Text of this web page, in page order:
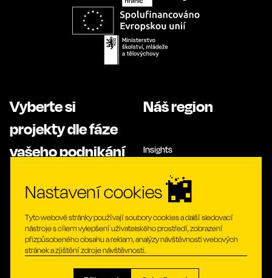
Vyberte si
projekty dle fáze
vašeho podnikání
Založte
Expandujte
Inovujte
Investujte
Náš region
Insights
Nastavení cookies
Tyto webové stránky používají soubory cookies a další sledovací
nástroje s cílem vylepšení uživatelského prostředí, zobrazení
přizpůsobeného obsahu a reklam, analýzy návštěvnosti webových
stránek a zjištění zdroje návštěvnosti.